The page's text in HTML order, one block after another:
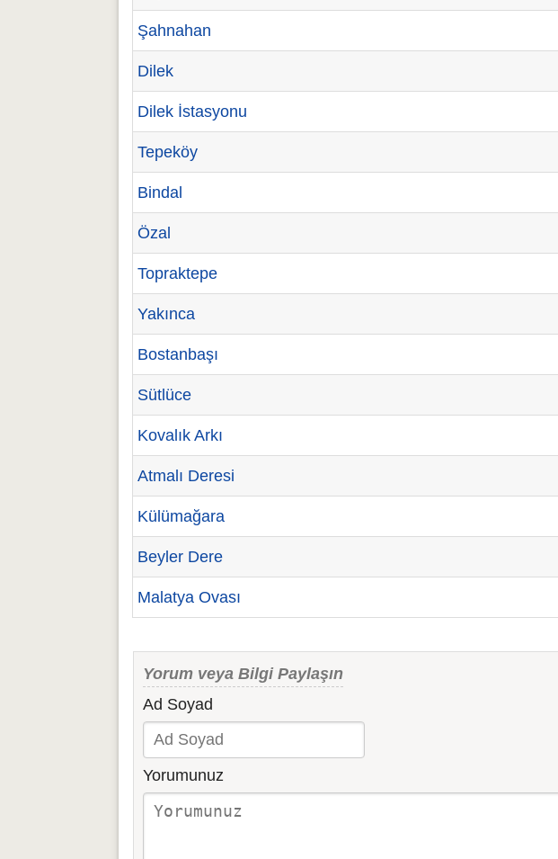
Şahnahan
Dilek
Dilek İstasyonu
Tepeköy
Bindal
Özal
Topraktepe
Yakınca
Bostanbaşı
Sütlüce
Kovalık Arkı
Atmalı Deresi
Külümağara
Beyler Dere
Malatya Ovası
Yorum veya Bilgi Paylaşın
Ad Soyad
Yorumunuz